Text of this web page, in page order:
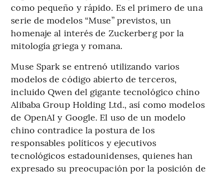
como pequeño y rápido. Es el primero de una
serie de modelos “Muse” previstos, un
homenaje al interés de Zuckerberg por la
mitología griega y romana.
Muse Spark se entrenó utilizando varios
modelos de código abierto de terceros,
incluido Qwen del gigante tecnológico chino
Alibaba Group Holding Ltd., así como modelos
de OpenAI y Google. El uso de un modelo
chino contradice la postura de los
responsables políticos y ejecutivos
tecnológicos estadounidenses, quienes han
expresado su preocupación por la posición de